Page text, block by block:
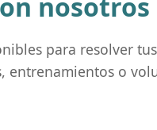
para resolver
entrenamientos o